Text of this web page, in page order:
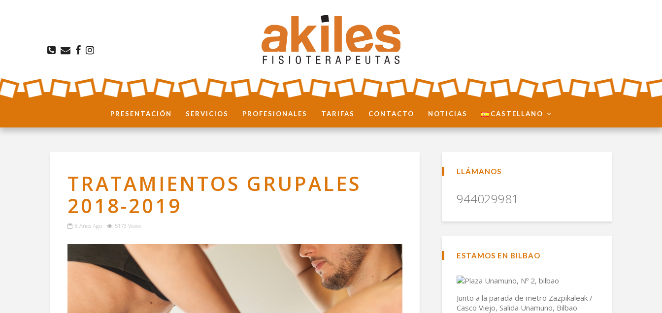
PRESENTACIÓN SERVICIOS PROFESIONALES TARIFAS CONTACTO NOTICIAS CASTELLANO
TRATAMIENTOS GRUPALES
2018-2019
8 Años Ago 5173 Views
LLÁMANOS
944029981
ESTAMOS EN BILBAO
Junto a la parada de metro Zazpikaleak /
Casco Viejo, Salida Unamuno, Bilbao